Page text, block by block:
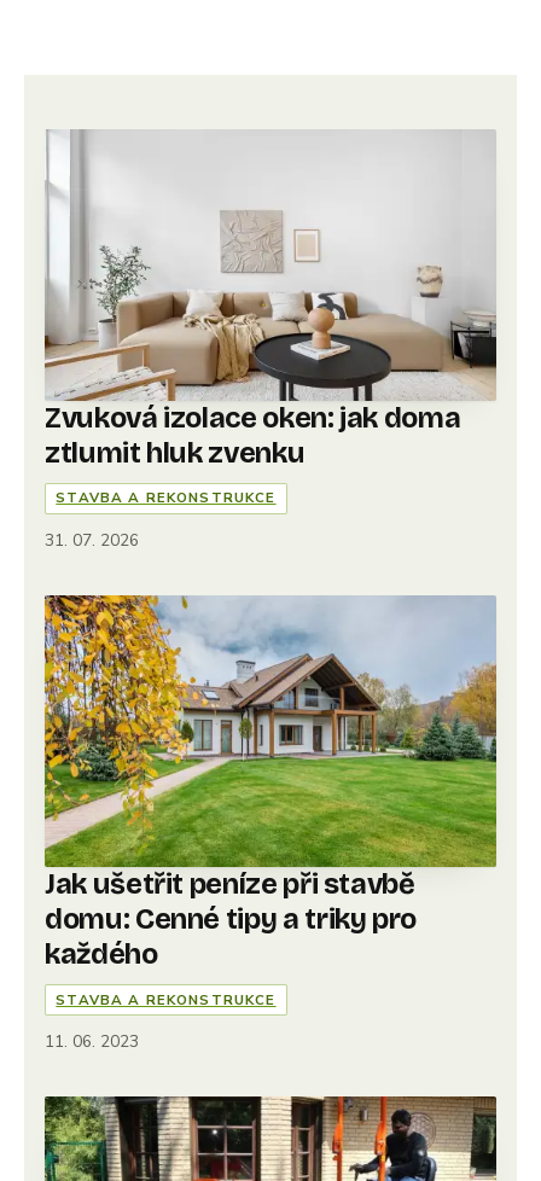
Zvuková izolace oken: jak doma
ztlumit hluk zvenku
STAVBA A REKONSTRUKCE
31. 07. 2026
Jak ušetřit peníze při stavbě
domu: Cenné tipy a triky pro
každého
STAVBA A REKONSTRUKCE
11. 06. 2023